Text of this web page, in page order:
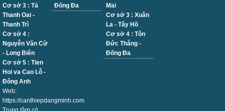
Cơ sở 3 : Tả
Thanh Oai -
Thanh Trì
Cơ sở 4 :
Nguyễn Văn Cừ
- Long Biên
Cơ sở 5 : Tien
Hoi va Cao Lỗ -
Đông Anh
Web:
https://canthiepdangminh.com
Đống Đa
Mai
Cơ sở 3 : Xuân
La - Tây Hồ
Cơ sở 4 : Tôn
Đức Thắng -
Đống Đa